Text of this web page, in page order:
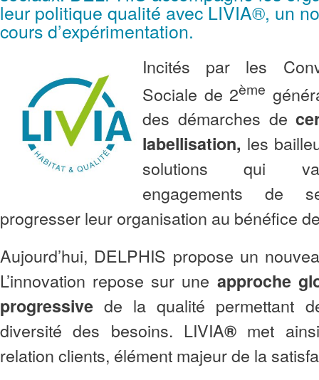
leur politique qualité avec LIVIA®, un
cours d’expérimentation.
Incités par les
Sociale de 2ème
des démarches de
labellisation, les
solutions qui
engagements de
progresser leur organisation au bénéfice
Aujourd’hui, DELPHIS propose un
L’innovation repose sur une approche
progressive de la qualité permettant
diversité des besoins. LIVIA® met
relation clients, élément majeur de la